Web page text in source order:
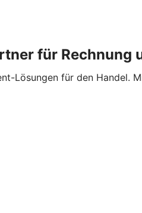
für Rechnung
Lösungen für den Handel.